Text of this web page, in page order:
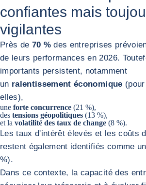
confiantes mais
vigilantes
Près de 70 % des entreprises
de leurs performances en 2026.
importants persistent, notamment
un ralentissement économique
elles),
une forte concurrence (21 %),
des tensions géopolitiques (13 %),
et la volatilité des taux de change (8 %).
Les taux d'intérêt élevés et les coûts
restent également identifiés comme
%).
Dans ce contexte, la capacité des